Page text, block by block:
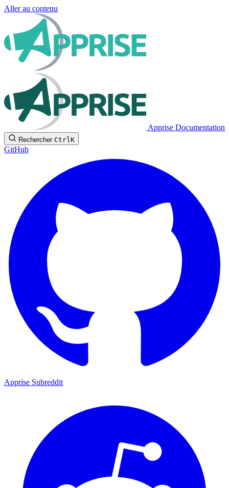
Aller au contenu
Apprise Documentation
Rechercher CtrlK
GitHub
Apprise Subreddit